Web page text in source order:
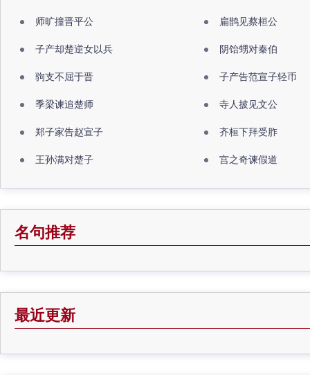
师旷撞晋平公 扁鹊见蔡桓公
子产却楚逆女以兵 阴饴甥对秦伯
驹支不屈于晋 子产告范宣子轻币
季梁谏追楚师 寺人披见文公
郑子家告赵宣子 齐桓下拜受胙
王孙满对楚子 宫之奇谏假道
名句推荐
最近更新